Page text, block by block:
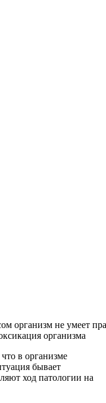
организм не умеет
организма
в организме
бывает
ход патологии на